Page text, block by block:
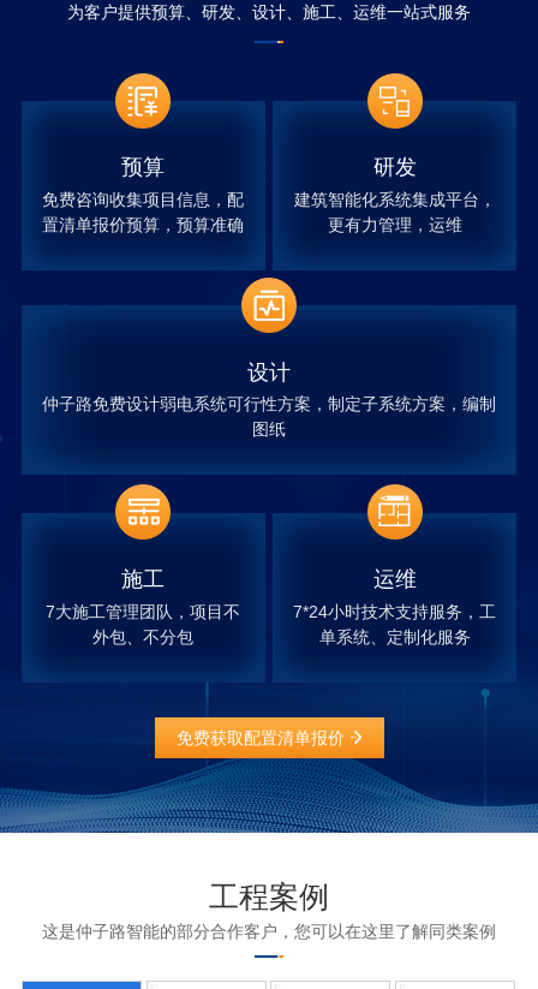
为客户提供预算、研发、设计、施工、运维一站式服务
预算
免费咨询收集项目信息，配
置清单报价预算，预算准确
研发
建筑智能化系统集成平台，
更有力管理，运维
施工
7大施工管理团队，项目不
外包、不分包
运维
7*24小时技术支持服务，工
单系统、定制化服务
设计
仲子路免费设计弱电系统可行性方案，制定子系统方案，编制
图纸
免费获取配置清单报价
工程案例
这是仲子路智能的部分合作客户，您可以在这里了解同类案例